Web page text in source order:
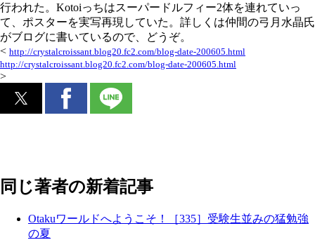
行われた。Kotoiっちはスーパードルフィー2体を連れていっ
て、ポスターを実写再現していた。詳しくは仲間の弓月水晶氏
がブログに書いているので、どうぞ。
< http://crystalcroissant.blog20.fc2.com/blog-date-200605.html
http://crystalcroissant.blog20.fc2.com/blog-date-200605.html
>
同じ著者の新着記事
Otakuワールドへようこそ！［335］受験生並みの猛勉強
の夏